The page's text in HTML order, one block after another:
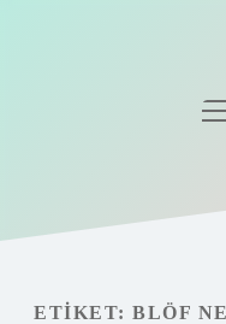
Gizlilik Politikası
ETIKET: BLÖF